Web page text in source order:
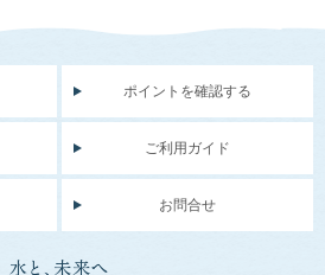
ポイントを確認する
ご利用ガイド
お問合せ